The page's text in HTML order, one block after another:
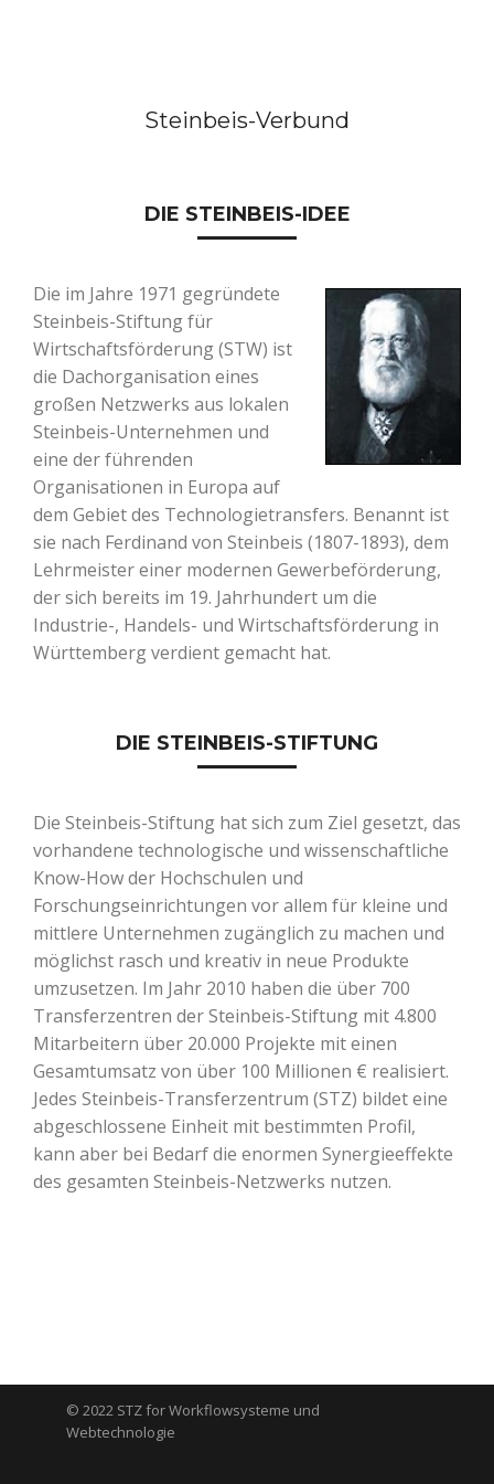
Steinbeis-Verbund
DIE STEINBEIS-IDEE
Die im Jahre 1971 gegründete
Steinbeis-Stiftung für
Wirtschaftsförderung (STW) ist
die Dachorganisation eines
großen Netzwerks aus lokalen
Steinbeis-Unternehmen und
eine der führenden
Organisationen in Europa auf
dem Gebiet des Technologietransfers. Benannt ist
sie nach Ferdinand von Steinbeis (1807-1893), dem
Lehrmeister einer modernen Gewerbeförderung,
der sich bereits im 19. Jahrhundert um die
Industrie-, Handels- und Wirtschaftsförderung in
Württemberg verdient gemacht hat.
DIE STEINBEIS-STIFTUNG
Die Steinbeis-Stiftung hat sich zum Ziel gesetzt, das
vorhandene technologische und wissenschaftliche
Know-How der Hochschulen und
Forschungseinrichtungen vor allem für kleine und
mittlere Unternehmen zugänglich zu machen und
möglichst rasch und kreativ in neue Produkte
umzusetzen. Im Jahr 2010 haben die über 700
Transferzentren der Steinbeis-Stiftung mit 4.800
Mitarbeitern über 20.000 Projekte mit einen
Gesamtumsatz von über 100 Millionen € realisiert.
Jedes Steinbeis-Transferzentrum (STZ) bildet eine
abgeschlossene Einheit mit bestimmten Profil,
kann aber bei Bedarf die enormen Synergieeffekte
des gesamten Steinbeis-Netzwerks nutzen.
© 2022 STZ for Workflowsysteme und
Webtechnologie